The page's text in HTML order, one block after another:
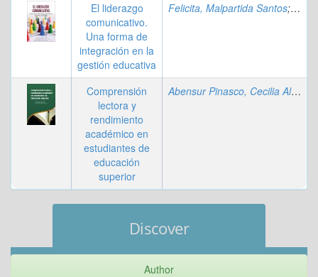
El liderazgo
comunicativo.
Una forma de
integración en la
gestión educativa
Felicita, Malpartida Santos;
Comprensión
lectora y
rendimiento
académico en
estudiantes de
educación
superior
Abensur Pinasco, Cecilia Alicia
Discover
Author